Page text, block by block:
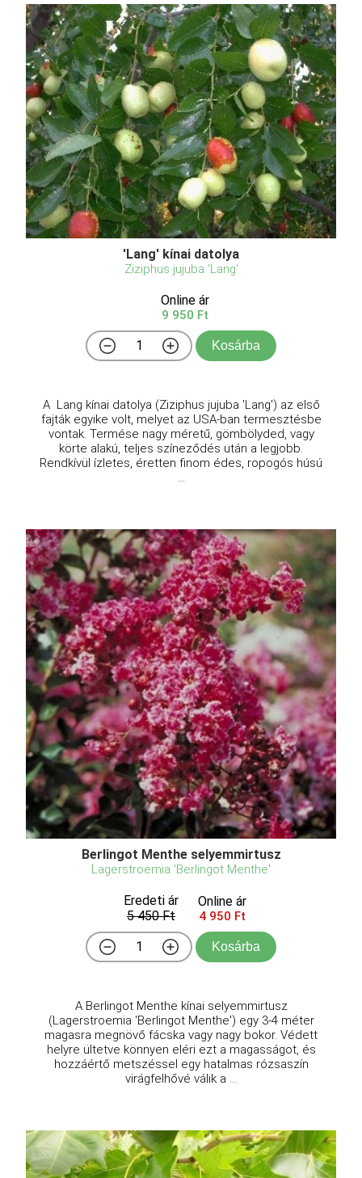
'Lang' kínai datolya
Ziziphus jujuba 'Lang'
Online ár
9 950 Ft
Kosárba
A Lang kínai datolya (Ziziphus jujuba 'Lang') az első
fajták egyike volt, melyet az USA-ban termesztésbe
vontak. Termése nagy méretű, gömbölyded, vagy
körte alakú, teljes színeződés után a legjobb.
Rendkívül ízletes, éretten finom édes, ropogós húsú
...
Berlingot Menthe selyemmirtusz
Lagerstroemia 'Berlingot Menthe'
Eredeti ár
5 450 Ft
Online ár
4 950 Ft
Kosárba
A Berlingot Menthe kínai selyemmirtusz
(Lagerstroemia 'Berlingot Menthe') egy 3-4 méter
magasra megnövő fácska vagy nagy bokor. Védett
helyre ültetve könnyen eléri ezt a magasságot, és
hozzáértő metszéssel egy hatalmas rózsaszín
virágfelhővé válik a ...